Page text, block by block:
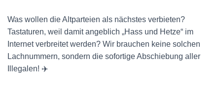
Was wollen die Altparteien als nächstes verbieten?
Tastaturen, weil damit angeblich „Hass und Hetze“ im
Internet verbreitet werden? Wir brauchen keine solchen
Lachnummern, sondern die sofortige Abschiebung aller
Illegalen! ✈️